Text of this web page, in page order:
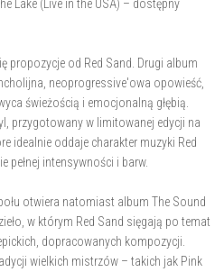
Lake (Live in the USA) – dostępny
propozycje od Red Sand. Drugi album
neoprogressive'owa opowieść,
świeżością i emocjonalną głębią.
przygotowany w limitowanej edycji na
idealnie oddaje charakter muzyki Red
pełnej intensywności i barw.
otwiera natomiast album The Sound
w którym Red Sand sięgają po temat
dopracowanych kompozycji.
wielkich mistrzów – takich jak Pink